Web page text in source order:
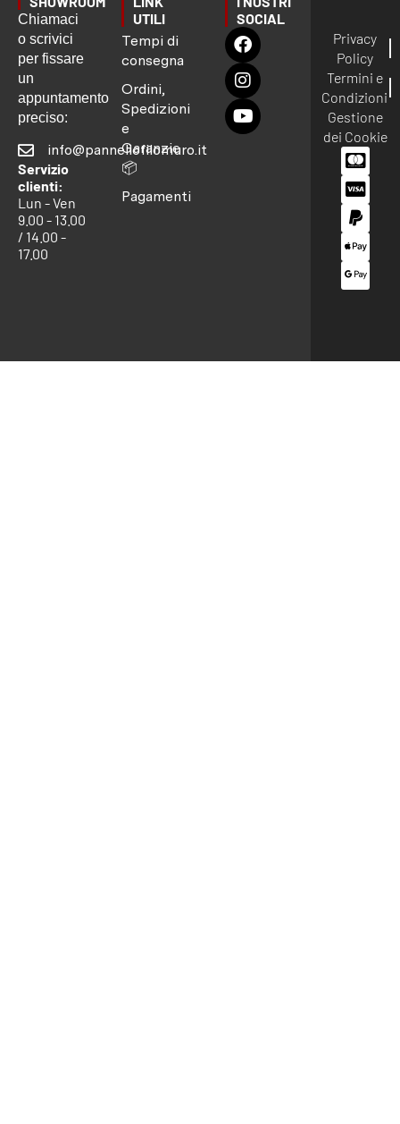
Chiamaci
o scrivici
per fissare
un
appuntamento
preciso:
info@pannellofilomuro.it
Servizio
clienti:
Lun - Ven
9.00 - 13.00
/ 14.00 -
17.00
UTILI
Tempi di
consegna
Ordini,
Spedizioni
e
Garanzie
📦
Pagamenti
SOCIAL
Privacy
Policy
Termini e
Condizioni
Gestione
dei Cookie